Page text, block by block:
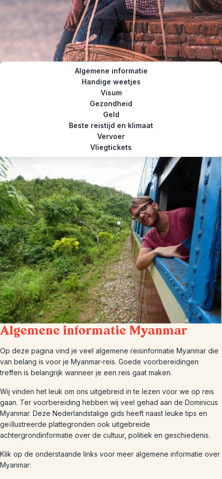
Algemene informatie
Handige weetjes
Visum
Gezondheid
Geld
Beste reistijd en klimaat
Vervoer
Vliegtickets
Algemene informatie Myanmar
Op deze pagina vind je veel algemene reisinformatie Myanmar die
van belang is voor je Myanmar-reis. Goede voorbereidingen
treffen is belangrijk wanneer je een reis gaat maken.
Wij vinden het leuk om ons uitgebreid in te lezen voor we op reis
gaan. Ter voorbereiding hebben wij veel gehad aan de Dominicus
Myanmar. Deze Nederlandstalige gids heeft naast leuke tips en
geïllustreerde plattegronden ook uitgebreide
achtergrondinformatie over de cultuur, politiek en geschiedenis.
Klik op de onderstaande links voor meer algemene informatie over
Myanmar: